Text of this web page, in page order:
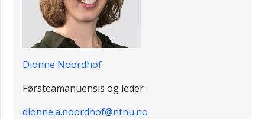
Dionne Noordhof
Førsteamanuensis og leder
dionne.a.noordhof@ntnu.no